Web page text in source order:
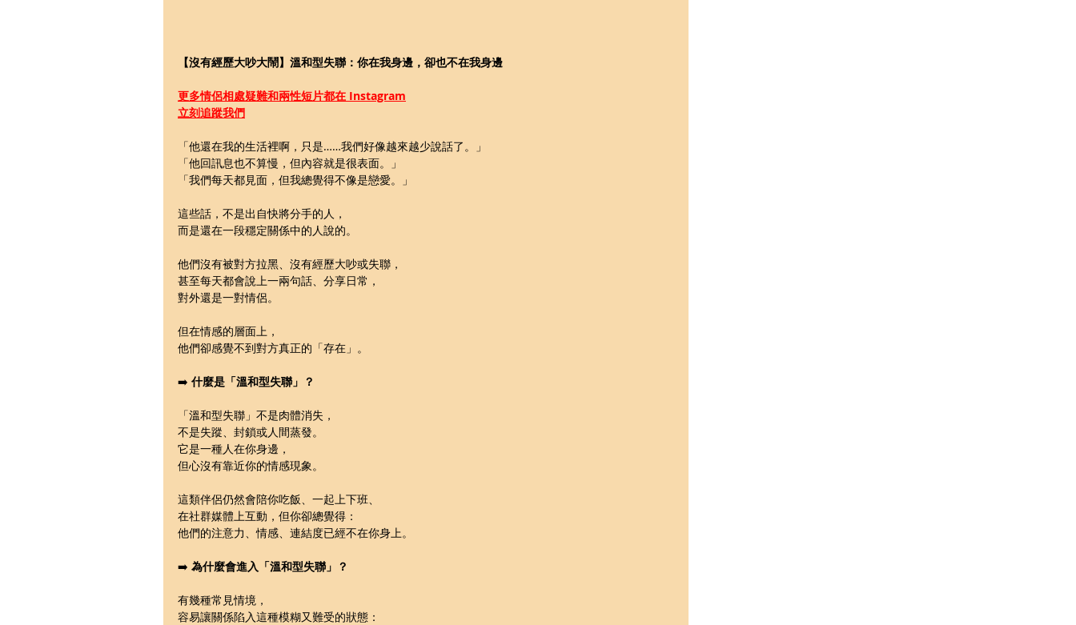
【沒有經歷大吵大鬧】溫和型失聯：你在我身邊，卻也不在我身邊
更多情侶相處疑難和兩性短片都在 Instagram
立刻追蹤我們
「他還在我的生活裡啊，只是……我們好像越來越少說話了。」
「他回訊息也不算慢，但內容就是很表面。」
「我們每天都見面，但我總覺得不像是戀愛。」
這些話，不是出自快將分手的人，
而是還在一段穩定關係中的人說的。
他們沒有被對方拉黑、沒有經歷大吵或失聯，
甚至每天都會說上一兩句話、分享日常，
對外還是一對情侶。
但在情感的層面上，
他們卻感覺不到對方真正的「存在」。
➡️ 什麼是「溫和型失聯」？
「溫和型失聯」不是肉體消失，
不是失蹤、封鎖或人間蒸發。
它是一種人在你身邊，
但心沒有靠近你的情感現象。
這類伴侶仍然會陪你吃飯、一起上下班、
在社群媒體上互動，但你卻總覺得：
他們的注意力、情感、連結度已經不在你身上。
➡️ 為什麼會進入「溫和型失聯」？
有幾種常見情境，
容易讓關係陷入這種模糊又難受的狀態：